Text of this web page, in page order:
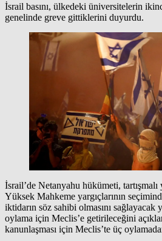
İsrail basını, ülkedeki üniversitelerin
genelinde greve gittiklerini duyurdu.
İsrail’de Netanyahu hükümeti, tartışmalı
Yüksek Mahkeme yargıçlarının
iktidarın söz sahibi olmasını
oylama için Meclis’e getirileceğini
kanunlaşması için Meclis’te üç